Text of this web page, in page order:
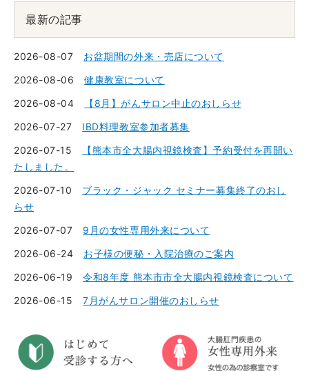
最新の記事
2026-08-07
お盆期間の外来・売店について
2026-08-06
健康教室について
2026-08-04
【8月】がんサロン中止のおしらせ
2026-07-27
IBD料理教室参加者募集
2026-07-15
【熊本市全大腸内視鏡検査】予約受付を再開い
たしました。
2026-07-10
ブラック・ジャック セミナー募集終了のおし
らせ
2026-07-07
9月の女性専用外来について
2026-06-24
お子様の便秘・入院治療のご案内
2026-06-19
令和8年度 熊本市市全大腸内視鏡検査について
2026-06-15
7月がんサロン開催のおしらせ